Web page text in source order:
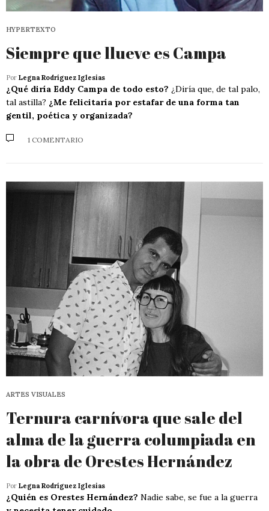
HYPERTEXTO
Siempre que llueve es Campa
Por Legna Rodríguez Iglesias
¿Qué diría Eddy Campa de todo esto? ¿Diría que, de tal palo,
tal astilla? ¿Me felicitaría por estafar de una forma tan
gentil, poética y organizada?
1 COMENTARIO
ARTES VISUALES
Ternura carnívora que sale del
alma de la guerra columpiada en
la obra de Orestes Hernández
Por Legna Rodríguez Iglesias
¿Quién es Orestes Hernández? Nadie sabe, se fue a la guerra